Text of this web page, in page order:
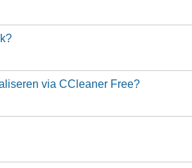
via CCleaner Free?